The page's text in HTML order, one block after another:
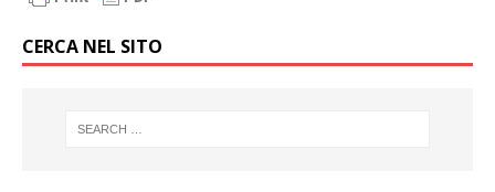
CERCA NEL SITO